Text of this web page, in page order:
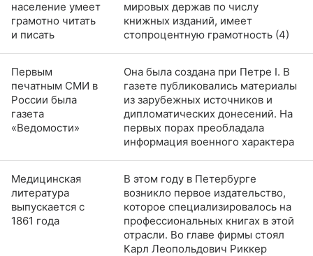
население умеет
грамотно читать
и писать
мировых держав по числу
книжных изданий, имеет
стопроцентную грамотность (4)
Первым
печатным СМИ в
России была
газета
«Ведомости»
Она была создана при Петре I. В
газете публиковались материалы
из зарубежных источников и
дипломатических донесений. На
первых порах преобладала
информация военного характера
Медицинская
литература
выпускается с
1861 года
В этом году в Петербурге
возникло первое издательство,
которое специализировалось на
профессиональных книгах в этой
отрасли. Во главе фирмы стоял
Карл Леопольдович Риккер